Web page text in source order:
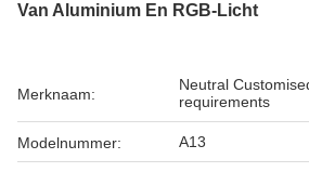
Van Aluminium En RGB-Licht
Merknaam:
Neutral Customised to customer
requirements
Modelnummer: A13